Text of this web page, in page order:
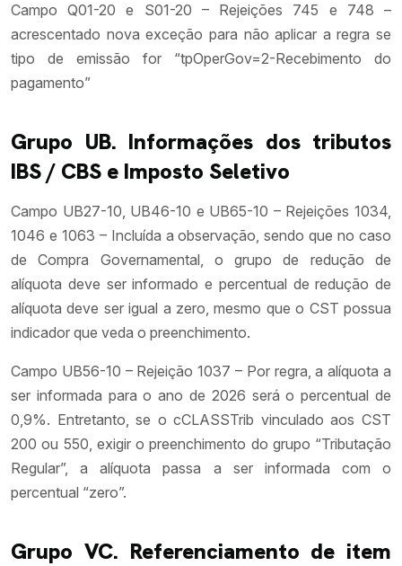
Campo Q01-20 e S01-20 – Rejeições 745 e 748 –
acrescentado nova exceção para não aplicar a regra se
tipo de emissão for “tpOperGov=2-Recebimento do
pagamento”
Grupo UB. Informações dos tributos
IBS / CBS e Imposto Seletivo
Campo UB27-10, UB46-10 e UB65-10 – Rejeições 1034,
1046 e 1063 – Incluída a observação, sendo que no caso
de Compra Governamental, o grupo de redução de
alíquota deve ser informado e percentual de redução de
alíquota deve ser igual a zero, mesmo que o CST possua
indicador que veda o preenchimento.
Campo UB56-10 – Rejeição 1037 – Por regra, a alíquota a
ser informada para o ano de 2026 será o percentual de
0,9%. Entretanto, se o cCLASSTrib vinculado aos CST
200 ou 550, exigir o preenchimento do grupo “Tributação
Regular”, a alíquota passa a ser informada com o
percentual “zero”.
Grupo VC. Referenciamento de item